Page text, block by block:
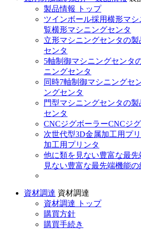
製品情報 トップ
ツインボール採用横形マ
覧横形マシニングセンタ
立形マシニングセンタの製
センタ
5軸制御マシニングセンタ
ニングセンタ
同時7軸制御マシニングセ
ングセンタ
門型マシニングセンタの製
センタ
CNCジグボーラーCNCジ
次世代型3D金属加工用プ
加工用プリンタ
他に類を見ない豊富な最
見ない豊富な最先端機能の
資材調達 資材調達
資材調達 トップ
購買方針
購買手続き